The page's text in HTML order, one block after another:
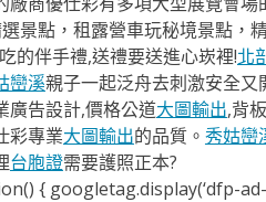
景點，租露營車玩秘境景點，
的伴手禮,送禮要送進心崁裡!北
巒溪親子一起泛舟去​刺激安全
廣告設計,價格公道大圖輸出,背
彩專業大圖輸出的品質。 秀姑巒
台胞證需要護照正本?
{ googletag.display(‘dfp-ad-